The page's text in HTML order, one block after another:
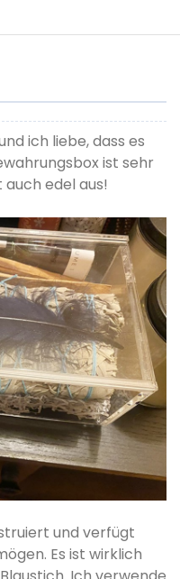
ich liebe, dass es
ist sehr
edel aus!
und verfügt
Es ist wirklich